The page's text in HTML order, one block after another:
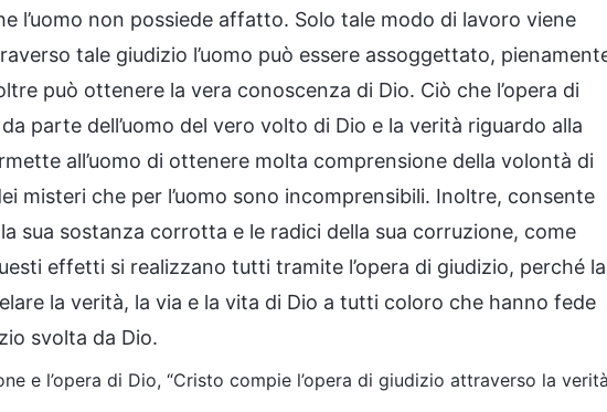
l’uomo non possiede affatto. Solo tale modo di lavoro viene
tale giudizio l’uomo può essere assoggettato,
può ottenere la vera conoscenza di Dio. Ciò che l’opera di
parte dell’uomo del vero volto di Dio e la verità riguardo alla
all’uomo di ottenere molta comprensione della volontà di
misteri che per l’uomo sono incomprensibili. Inoltre, consente
sua sostanza corrotta e le radici della sua corruzione, come
effetti si realizzano tutti tramite l’opera di giudizio, perché la
la verità, la via e la vita di Dio a tutti coloro che hanno fede
svolta da Dio.
e l’opera di Dio, “Cristo compie l’opera di giudizio attraverso la